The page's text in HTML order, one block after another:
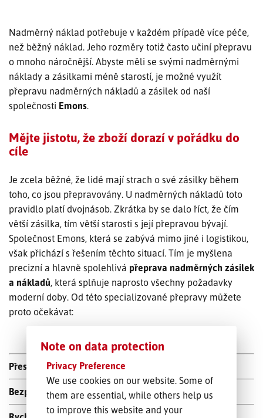
POPTÁVKA PŘEPRAVY
Nadměrný náklad potřebuje v každém případě více péče,
než běžný náklad. Jeho rozměry totiž často učiní přepravu
o mnoho náročnější. Abyste měli se svými nadměrnými
náklady a zásilkami méně starostí, je možné využít
přepravu nadměrných nákladů a zásilek od naší
společnosti Emons.
Mějte jistotu, že zboží dorazí v pořádku do
cíle
Je zcela běžné, že lidé mají strach o své zásilky během
toho, co jsou přepravovány. U nadměrných nákladů toto
pravidlo platí dvojnásob. Zkrátka by se dalo říct, že čím
větší zásilka, tím větší starosti s její přepravou bývají.
Společnost Emons, která se zabývá mimo jiné i logistikou,
však přichází s řešením těchto situací. Tím je myšlena
precizní a hlavně spolehlivá přeprava nadměrných zásilek
a nákladů, která splňuje naprosto všechny požadavky
moderní doby. Od této specializované přepravy můžete
proto očekávat:
Přesnost
Bezpečnost
Note on data protection
Privacy Preference
We use cookies on our website. Some of
them are essential, while others help us
to improve this website and your